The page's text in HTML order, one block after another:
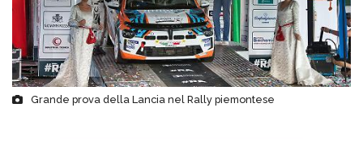
Grande prova della Lancia nel Rally piemontese